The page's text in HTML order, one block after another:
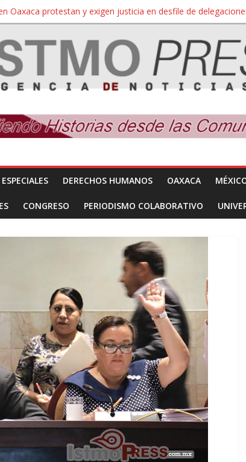
Oaxaca protestan y exigen justicia en desfile de
de su territorio para construir un parque eólico
ilegal de material pétreo de gravera Oyamel
Oaxaca; ahora pescadores de Salinas del Marqués
ESPECIALES DERECHOS HUMANOS OAXACA
CONGRESO PERIODISMO COLABORATIVO